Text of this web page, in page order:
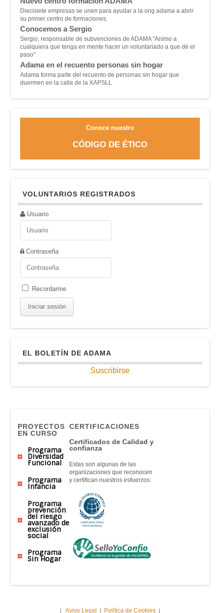
Diecisiete empresas se unen para ayudar a la ong adama a abrir
su primer centro de formaciones.
Conocemos a Sergio
Sergio, responsable de subvenciones de ADAMA "Animo a
cualquiera que tenga en mente hacer un voluntariado a que dé el
paso"
Adama en el recuento personas sin hogar
Adama forma parte del recuento de personas sin hogar que
duermen en la calle de la XAPSLL
Conoce nuestro
CÓDIGO DE ÉTICO
VOLUNTARIOS REGISTRADOS
Usuario
Contraseña
Recordarme
EL BOLETÍN DE ADAMA
Suscribirse
PROYECTOS
EN CURSO
Programa
Diversidad
Funcional
Programa
Infancia
Programa
prevención
del riesgo
avanzado de
exclusión
social
Programa
Sin Hogar
CERTIFICACIONES
Certificados de Calidad y
confianza
Estas son algunas de las
organizaciones que reconocen
y certifican nuestros esfuerzos:
| Aviso Legal | Política de Cookies |